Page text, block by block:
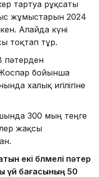
тартуға рұқсаты
жұмыстарын 2024
Алайда күні
тоқтап тұр.
пәтерден
бойынша
халық игілігіне
300 мың теңге
жақсы
екі бөлмелі пәтер
үй бағасының 50